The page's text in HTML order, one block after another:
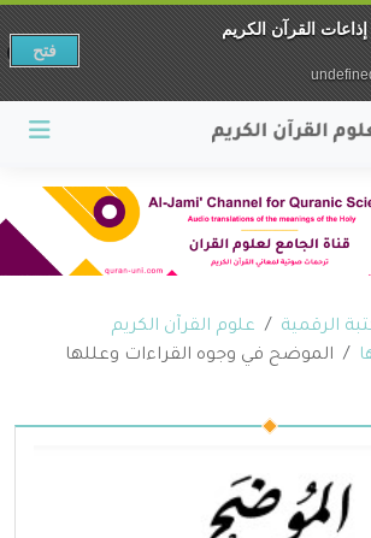
الرقمية
علوم القرآن الكريم
الموضح في وجوه القراءات وعللها
القرآن الكريم
فتح